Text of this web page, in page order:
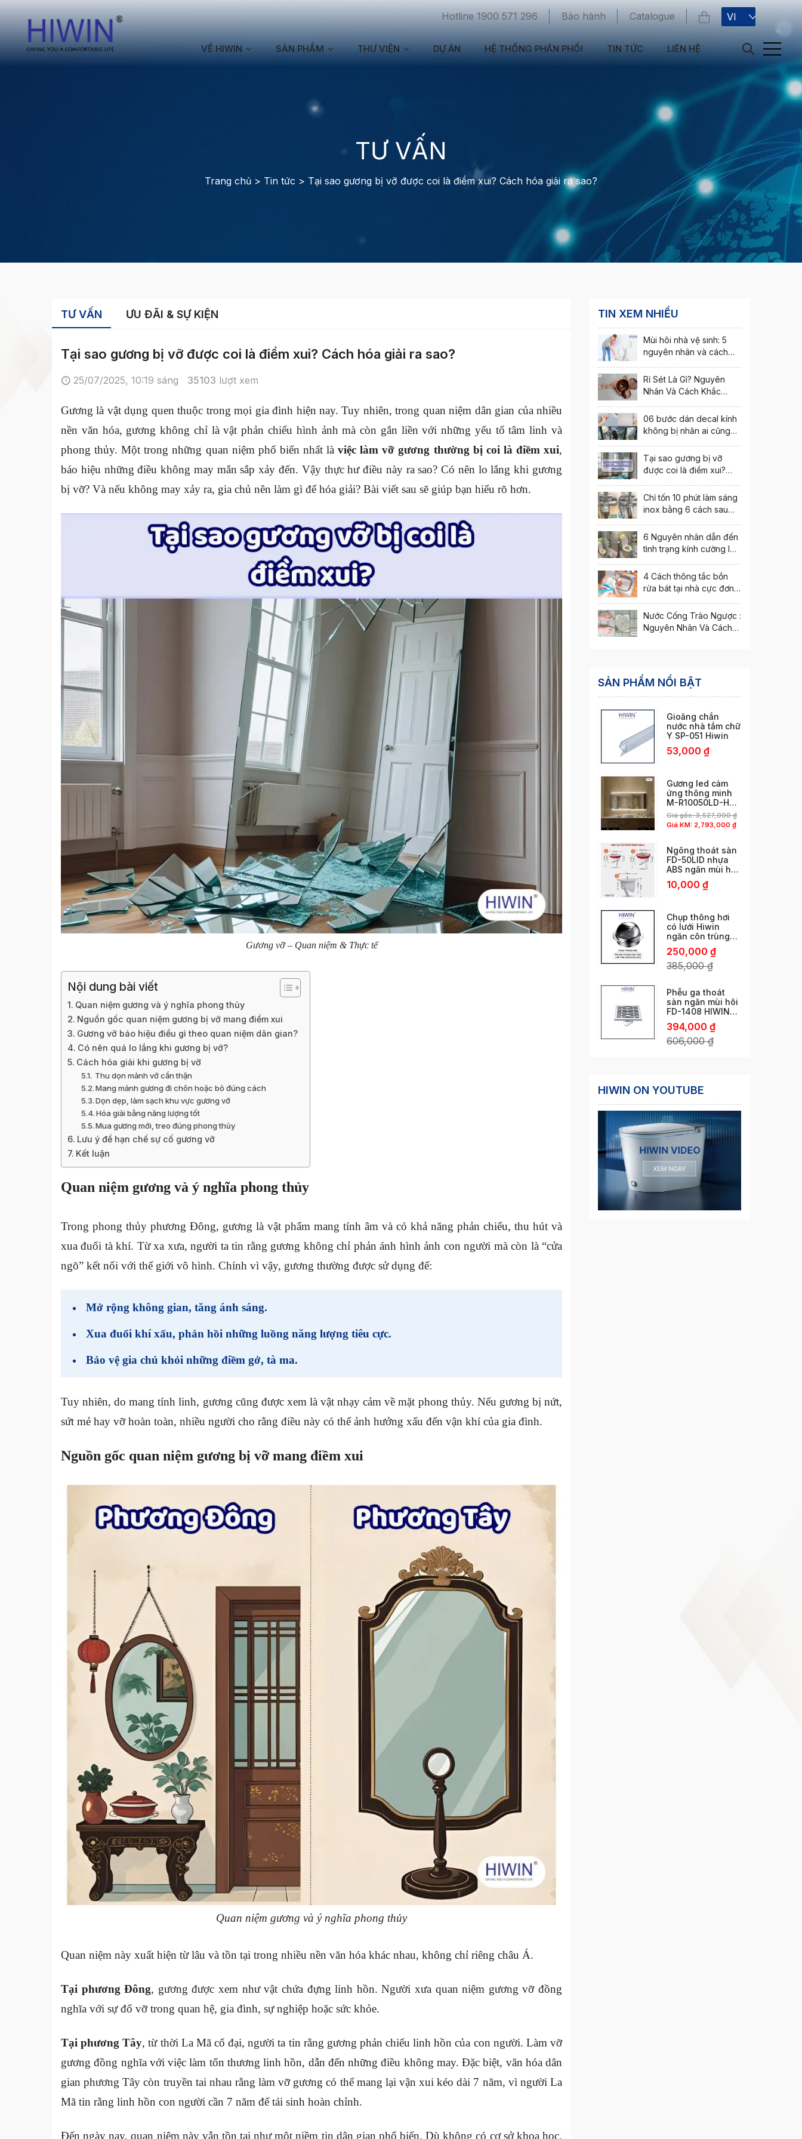
Hotline 1900 571 296 Bảo hành Catalogue VI
VỀ HIWIN SẢN PHẨM THƯ VIỆN DỰ ÁN HỆ THỐNG PHÂN PHỐI TIN TỨC LIÊN HỆ
TƯ VẤN
Trang chủ > Tin tức > Tại sao gương bị vỡ được coi là điềm xui? Cách hóa giải ra sao?
TƯ VẤN ƯU ĐÃI & SỰ KIỆN
Tại sao gương bị vỡ được coi là điềm xui? Cách hóa giải ra sao?
25/07/2025, 10:19 sáng 35103 lượt xem
Gương là vật dụng quen thuộc trong mọi gia đình hiện nay. Tuy nhiên, trong quan niệm dân gian của nhiều
nền văn hóa, gương không chỉ là vật phản chiếu hình ảnh mà còn gắn liền với những yếu tố tâm linh và
phong thủy. Một trong những quan niệm phổ biến nhất làviệc làm vỡ gương thường bị coi là điềm xui,
báo hiệu những điều không may mắn sắp xảy đến. Vậy thực hư điều này ra sao? Có nên lo lắng khi gương
bị vỡ? Và nếu không may xảy ra, gia chủ nên làm gì để hóa giải? Bài viết sau sẽ giúp bạn hiểu rõ hơn.
Gương vỡ – Quan niệm & Thực tế
Nội dung bài viết
Quan niệm gương và ý nghĩa phong thủy
Nguồn gốc quan niệm gương bị vỡ mang điềm xui
Gương vỡ báo hiệu điều gì theo quan niệm dân gian?
Có nên quá lo lắng khi gương bị vỡ?
Cách hóa giải khi gương bị vỡ
Thu dọn mảnh vỡ cẩn thận
Mang mảnh gương đi chôn hoặc bỏ đúng cách
Dọn dẹp, làm sạch khu vực gương vỡ
Hóa giải bằng năng lượng tốt
Mua gương mới, treo đúng phong thủy
Lưu ý để hạn chế sự cố gương vỡ
Kết luận
Quan niệm gương và ý nghĩa phong thủy
Trong phong thủy phương Đông, gương là vật phẩm mang tính âm và có khả năng phản chiếu, thu hút và
xua đuổi tà khí. Từ xa xưa, người ta tin rằng gương không chỉ phản ánh hình ảnh con người mà còn là “cửa
ngõ” kết nối với thế giới vô hình. Chính vì vậy, gương thường được sử dụng để:
Mở rộng không gian, tăng ánh sáng.
Xua đuổi khí xấu, phản hồi những luồng năng lượng tiêu cực.
Bảo vệ gia chủ khỏi những điềm gở, tà ma.
Tuy nhiên, do mang tính linh, gương cũng được xem là vật nhạy cảm về mặt phong thủy. Nếu gương bị nứt,
sứt mẻ hay vỡ hoàn toàn, nhiều người cho rằng điều này có thể ảnh hưởng xấu đến vận khí của gia đình.
Nguồn gốc quan niệm gương bị vỡ mang điềm xui
Quan niệm gương và ý nghĩa phong thủy
Quan niệm này xuất hiện từ lâu và tồn tại trong nhiều nền văn hóa khác nhau, không chỉ riêng châu Á.
Tại phương Đông, gương được xem như vật chứa đựng linh hồn. Người xưa quan niệm gương vỡ đồng
nghĩa với sự đổ vỡ trong quan hệ, gia đình, sự nghiệp hoặc sức khỏe.
Tại phương Tây, từ thời La Mã cổ đại, người ta tin rằng gương phản chiếu linh hồn của con người. Làm vỡ
gương đồng nghĩa với việc làm tổn thương linh hồn, dẫn đến những điều không may. Đặc biệt, văn hóa dân
gian phương Tây còn truyền tai nhau rằng làm vỡ gương có thể mang lại vận xui kéo dài 7 năm, vì người La
Mã tin rằng linh hồn con người cần 7 năm để tái sinh hoàn chỉnh.
Đến ngày nay, quan niệm này vẫn tồn tại như một niềm tin dân gian phổ biến. Dù không có cơ sở khoa học,
TIN XEM NHIỀU
Mùi hôi nhà vệ sinh: 5
nguyên nhân và cách
Rỉ Sét Là Gì? Nguyên
Nhân Và Cách Khắc
06 bước dán decal kính
không bị nhăn ai cũng
Tại sao gương bị vỡ
được coi là điềm xui?
Chỉ tốn 10 phút làm sáng
inox bằng 6 cách sau
6 Nguyên nhân dẫn đến
tình trạng kính cường lực
4 Cách thông tắc bồn
rửa bát tại nhà cực đơn
Nước Cống Trào Ngược :
Nguyên Nhân Và Cách
SẢN PHẨM NỔI BẬT
Gioăng chắn
nước nhà tắm chữ
Y SP-051 Hiwin
53,000 ₫
Gương led cảm
ứng thông minh
M-R10050LD-H
phun cát viền độc
đáo
Giá gốc:3,527,000₫
Giá KM: 2,793,000 ₫
Ngõng thoát sàn
FD-50LID nhựa
ABS ngăn mùi hôi
cống thoát nhanh
chống côn trùng
10,000 ₫
Chụp thông hơi
có lưới Hiwin
ngăn côn trùng
phi 60/ 76 /80/
110/ 120/ 150 /160
/180 /200 /250
250,000 ₫
385,000₫
Phễu ga thoát
sàn ngăn mùi hôi
FD-1408 HIWIN
ngăn mùi vượt trội
394,000 ₫
606,000₫
HIWIN ON YOUTUBE